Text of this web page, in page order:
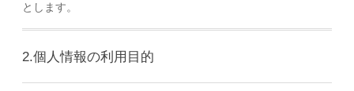
とします。
2.個人情報の利用目的